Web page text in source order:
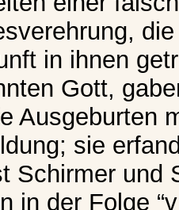
in ihnen
Gott,
Ausgeburten
sie
Schirmer und
in der Folge